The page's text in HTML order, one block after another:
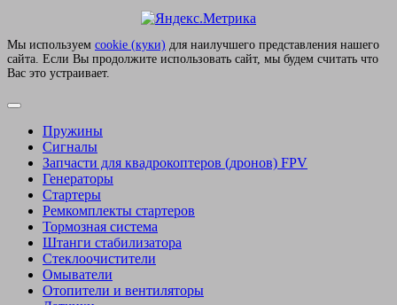
Мы используем сookie (куки) для наилучшего представления нашего
сайта. Если Вы продолжите использовать сайт, мы будем считать что
Вас это устраивает.
Пружины
Сигналы
Запчасти для квадрокоптеров (дронов) FPV
Генераторы
Стартеры
Ремкомплекты стартеров
Тормозная система
Штанги стабилизатора
Стеклоочистители
Омыватели
Отопители и вентиляторы